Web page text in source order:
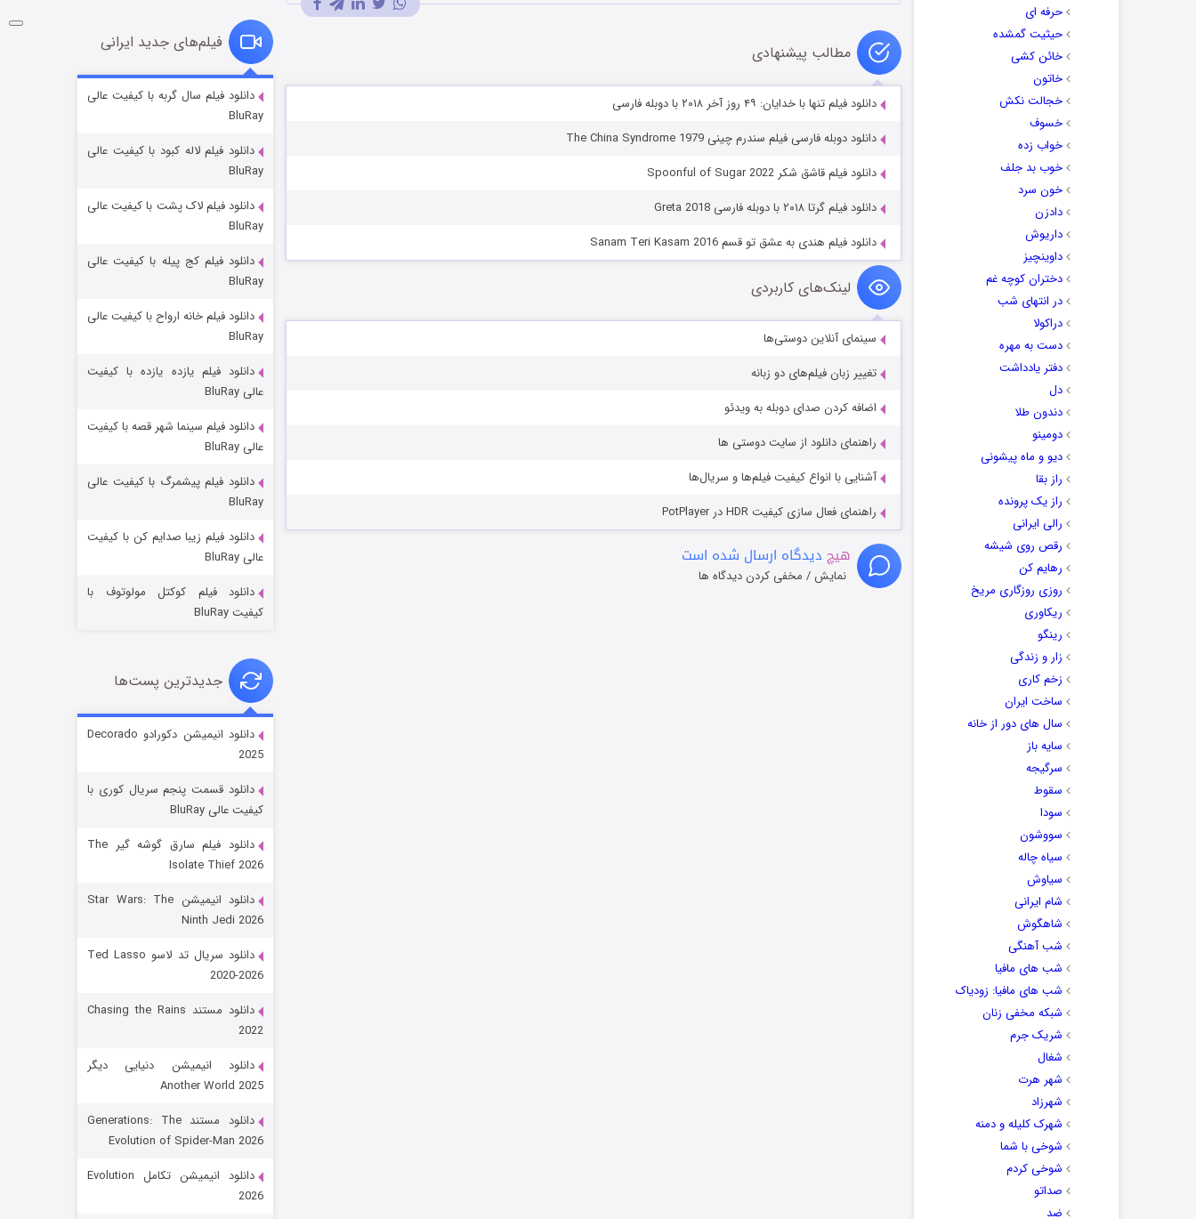
حرفه ای
حیثیت گمشده
خائن کشی
خاتون
خجالت نکش
خسوف
خواب زده
خوب بد جلف
خون سرد
دادزن
داریوش
داوینچیز
دختران کوچه غم
در انتهای شب
دراکولا
دست به مهره
دفتر یادداشت
دل
دندون طلا
دومینو
دیو و ماه پیشونی
راز بقا
راز یک پرونده
رالی ایرانی
رقص روی شیشه
رهایم کن
روزی روزگاری مریخ
ریکاوری
رینگو
زار و زندگی
زخم کاری
ساخت ایران
سال های دور از خانه
سایه باز
سرگیجه
سقوط
سودا
سووشون
سیاه چاله
سیاوش
شام ایرانی
شاهگوش
شب آهنگی
شب های مافیا
شب های مافیا: زودیاک
شبکه مخفی زنان
شریک جرم
شغال
شهر هرت
شهرزاد
شهرک کلیله و دمنه
شوخی با شما
شوخی کردم
صداتو
ضد
مطالب پیشنهادی
دانلود فیلم تنها با خدایان: ۴۹ روز آخر ۲۰۱۸ با دوبله فارسی
دانلود دوبله فارسی فیلم سندرم چینی The China Syndrome 1979
دانلود فیلم قاشق شکر Spoonful of Sugar 2022
دانلود فیلم گرتا ۲۰۱۸ با دوبله فارسی Greta 2018
دانلود فیلم هندی به عشق تو قسم Sanam Teri Kasam 2016
لینک‌های کاربردی
سینمای آنلاین دوستی‌ها
تغییر زبان فیلم‌های دو زبانه
اضافه کردن صدای دوبله به ویدئو
راهنمای دانلود از سایت دوستی ها
آشنایی با انواع کیفیت فیلم‌ها و سریال‌ها
راهنمای فعال سازی کیفیت HDR در PotPlayer
هیچ دیدگاه ارسال شده است
نمایش / مخفی کردن دیدگاه ها
شوگر فصل ۲
قسمت
خاندان اژدها فصل ۳
جادوگری در مغولستان
قسمت ۶ (زیرنویس)
رویایی برای تو
قسمت
فیلم‌های جدید ایرانی
دانلود فیلم سال گربه با کیفیت عالی
BluRay
دانلود فیلم لاله کبود با کیفیت عالی
BluRay
دانلود فیلم لاک پشت با کیفیت عالی
BluRay
دانلود فیلم کج‌ پیله با کیفیت عالی
BluRay
دانلود فیلم خانه ارواح با کیفیت عالی
BluRay
دانلود فیلم یازده یازده با کیفیت
عالی BluRay
دانلود فیلم سینما شهر قصه با کیفیت
عالی BluRay
دانلود فیلم پیشمرگ با کیفیت عالی
BluRay
دانلود فیلم زیبا صدایم کن با کیفیت
عالی BluRay
دانلود فیلم کوکتل مولوتوف با
کیفیت BluRay
جدیدترین پست‌ها
دانلود انیمیشن دکورادو Decorado
2025
دانلود قسمت پنجم سریال کوری با
کیفیت عالی BluRay
دانلود فیلم سارق گوشه گیر The
Isolate Thief 2026
دانلود انیمیشن Star Wars: The
Ninth Jedi 2026
دانلود سریال تد لاسو Ted Lasso
2020-2026
دانلود مستند Chasing the Rains
2022
دانلود انیمیشن دنیایی دیگر
Another World 2025
دانلود مستند Generations: The
Evolution of Spider-Man 2026
دانلود انیمیشن تکامل Evolution
2026